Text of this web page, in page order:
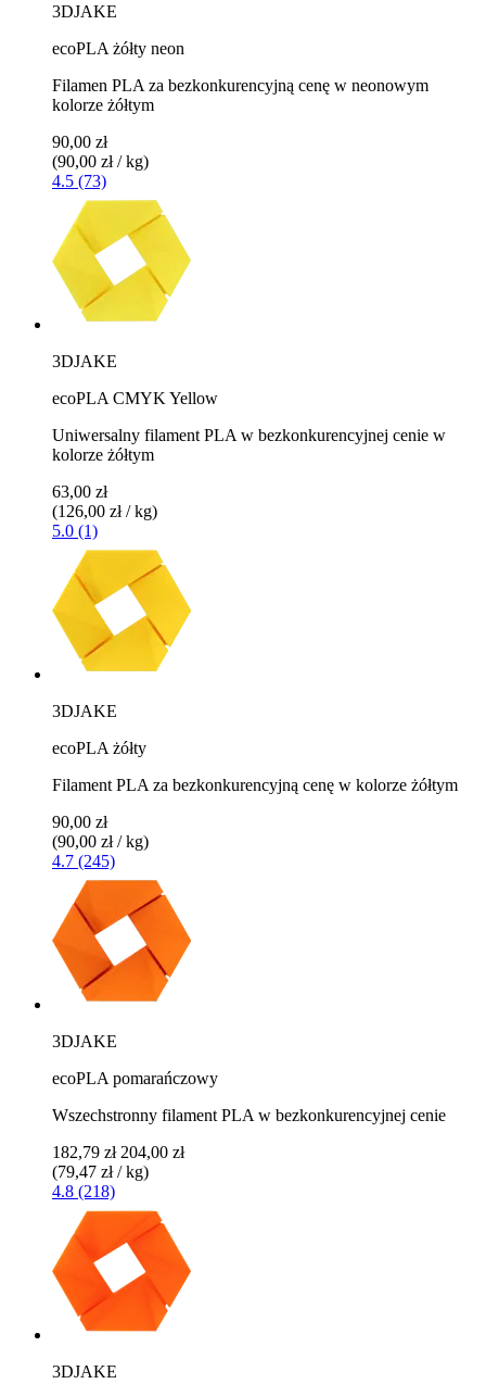
3DJAKE
ecoPLA żółty neon
Filamen PLA za bezkonkurencyjną cenę w neonowym
kolorze żółtym
90,00 zł
(90,00 zł / kg)
4.5 (73)
3DJAKE
ecoPLA CMYK Yellow
Uniwersalny filament PLA w bezkonkurencyjnej cenie w
kolorze żółtym
63,00 zł
(126,00 zł / kg)
5.0 (1)
3DJAKE
ecoPLA żółty
Filament PLA za bezkonkurencyjną cenę w kolorze żółtym
90,00 zł
(90,00 zł / kg)
4.7 (245)
3DJAKE
ecoPLA pomarańczowy
Wszechstronny filament PLA w bezkonkurencyjnej cenie
182,79 zł 204,00 zł
(79,47 zł / kg)
4.8 (218)
3DJAKE